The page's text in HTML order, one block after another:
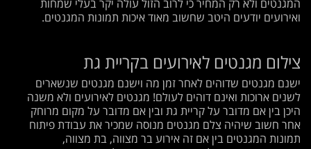
המגנטים ולא רק המחיר כי לרוב הזול עולה יקר בעלי שמחות
ואירועים יודעים היטב שחשוב מאוד איכות תמונות המגנטים.
צילום מגנטים לאירועים בקריית גת
ישנם מגנטים שדוהים לאחר זמן מה וישנם מגנטים שנשארים
לשנים ארוכות ואינם דוהים לעולם! מגנטים לאירועים ולא משנה
היכן בין אם מדובר על קריית גת ובין אם מדובר על מקום מרוחק
אחר חשוב שיהיה צלם מגנטים מנוסה שמכיר את עבודת פיתוח
תמונות המגנטים בין אם זה אירוע בר מצווה, בת מצווה,